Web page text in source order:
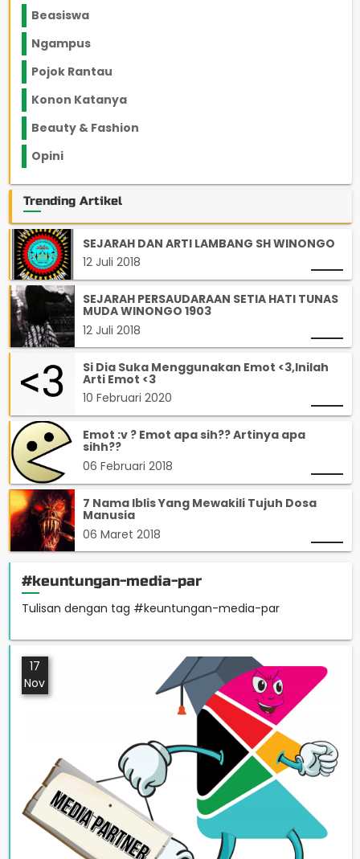
Beasiswa
Ngampus
Pojok Rantau
Konon Katanya
Beauty & Fashion
Opini
Trending Artikel
SEJARAH DAN ARTI LAMBANG SH WINONGO
12 Juli 2018
SEJARAH PERSAUDARAAN SETIA HATI TUNAS
MUDA WINONGO 1903
12 Juli 2018
Si Dia Suka Menggunakan Emot <3,Inilah
Arti Emot <3
10 Februari 2020
Emot :v ? Emot apa sih?? Artinya apa
sihh??
06 Februari 2018
7 Nama Iblis Yang Mewakili Tujuh Dosa
Manusia
06 Maret 2018
#keuntungan-media-par
Tulisan dengan tag #keuntungan-media-par
17
Nov